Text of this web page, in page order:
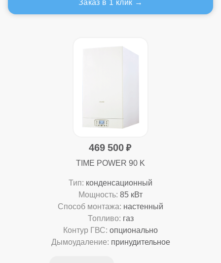
Заказ в 1 клик
469 500
TIME POWER 90 K
Тип: конденсационный
Мощность: 85 кВт
Способ монтажа: настенный
Топливо: газ
Контур ГВС: опционально
Дымоудаление: принудительное